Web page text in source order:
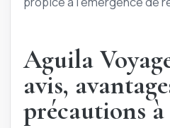
Aguila
avis,
précautions